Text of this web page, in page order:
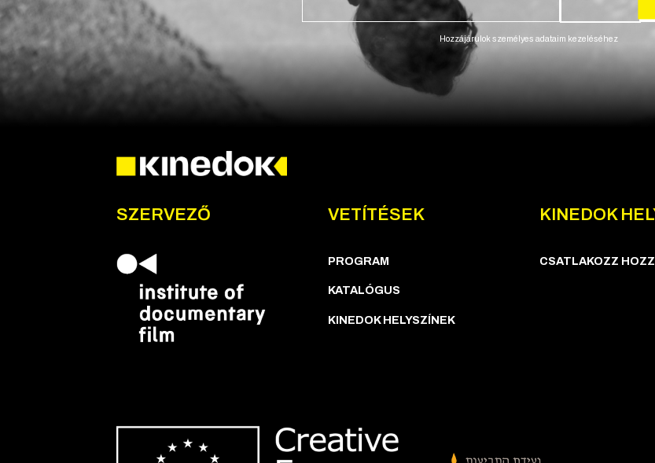
Hozzájárulok személyes adataim kezeléséhez
SZERVEZŐ VETÍTÉSEK
PROGRAM
KATALÓGUS
KINEDOK HELYSZÍNEK
KINEDOK
CSATLAKOZZ